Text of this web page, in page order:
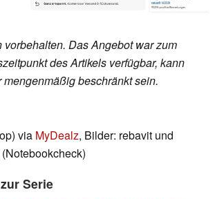
Das Angebot war zum
des Artikels verfügbar, kann
beschränkt sein.
via MyDealz, Bilder: rebavit und
Serie